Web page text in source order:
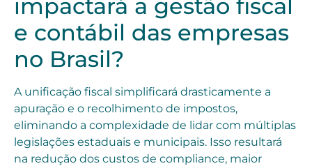
impactará a gestão fiscal
e contábil das empresas
no Brasil?
A unificação fiscal simplificará drasticamente a
apuração e o recolhimento de impostos,
eliminando a complexidade de lidar com múltiplas
legislações estaduais e municipais. Isso resultará
na redução dos custos de compliance, maior